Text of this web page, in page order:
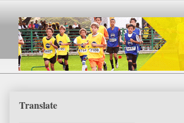
Translate